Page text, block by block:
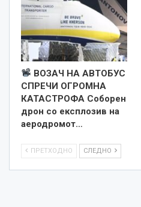
ВОЗАЧ НА АВТОБУС
СПРЕЧИ ОГРОМНА
КАТАСТРОФА Соборен
дрон со експлозив на
аеродромот…
ПРЕТХОДНО СЛЕДНО